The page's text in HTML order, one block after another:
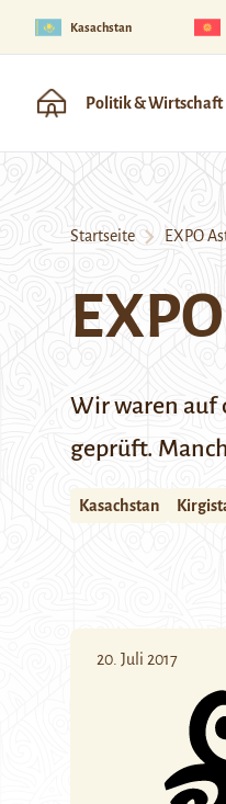
Kasachstan
Politik & Wirtschaft
Startseite EXPO
Wir waren auf
geprüft.
Kasachstan
20. Juli 2017